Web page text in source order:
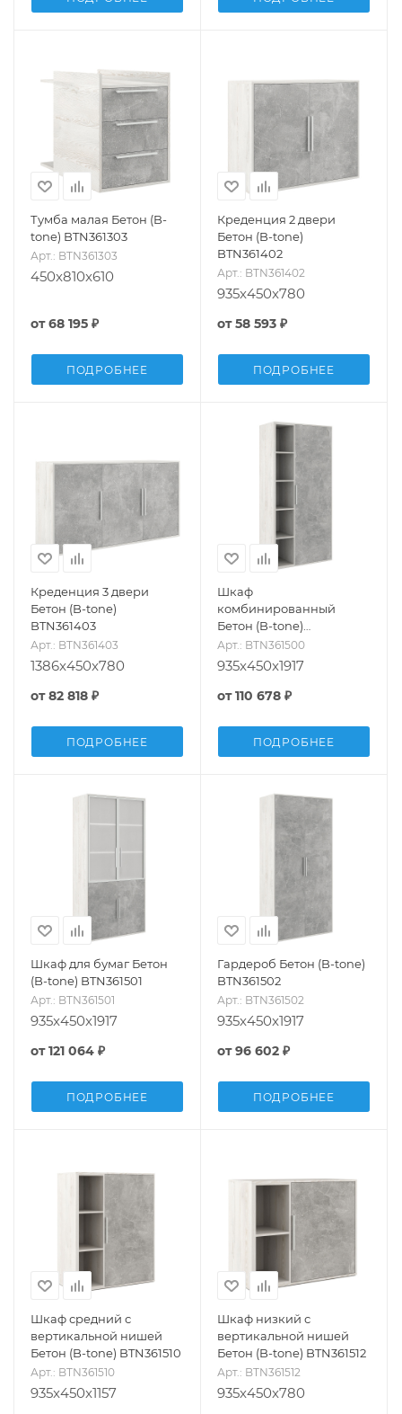
Тумба малая Бетон (B-
tone) BTN361303
Арт.: BTN361303
450x810x610
от68 195 ₽
ПОДРОБНЕЕ
Креденция 2 двери
Бетон (B-tone)
BTN361402
Арт.: BTN361402
935x450x780
от58 593 ₽
ПОДРОБНЕЕ
Креденция 3 двери
Бетон (B-tone)
BTN361403
Арт.: BTN361403
1386x450x780
от82 818 ₽
ПОДРОБНЕЕ
Шкаф
комбинированный
Бетон (B-tone)
BTN361500
Арт.: BTN361500
935x450x1917
от110 678 ₽
ПОДРОБНЕЕ
Шкаф для бумаг Бетон
(B-tone) BTN361501
Арт.: BTN361501
935x450x1917
от121 064 ₽
ПОДРОБНЕЕ
Гардероб Бетон (B-tone)
BTN361502
Арт.: BTN361502
935x450x1917
от96 602 ₽
ПОДРОБНЕЕ
Шкаф средний с
вертикальной нишей
Бетон (B-tone) BTN361510
Арт.: BTN361510
935x450x1157
Шкаф низкий с
вертикальной нишей
Бетон (B-tone) BTN361512
Арт.: BTN361512
935x450x780